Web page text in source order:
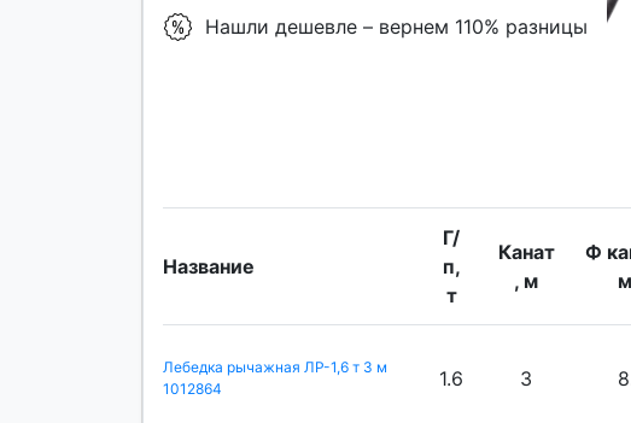
Нашли дешевле – вернем 110% разницы
Название
Г/
п,
т
Канат
, м
Ф
Лебедка рычажная ЛР-1,6 т 3 м
1012864
1.6 3